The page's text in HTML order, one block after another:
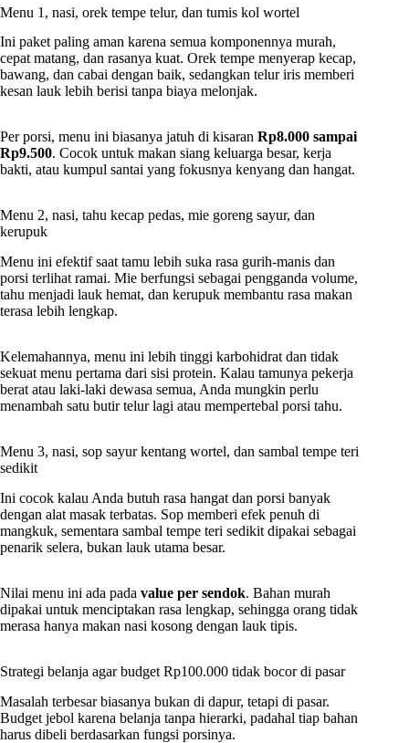
Menu 1, nasi, orek tempe telur, dan tumis kol wortel
Ini paket paling aman karena semua komponennya murah,
cepat matang, dan rasanya kuat. Orek tempe menyerap kecap,
bawang, dan cabai dengan baik, sedangkan telur iris memberi
kesan lauk lebih berisi tanpa biaya melonjak.
Per porsi, menu ini biasanya jatuh di kisaran Rp8.000 sampai
Rp9.500. Cocok untuk makan siang keluarga besar, kerja
bakti, atau kumpul santai yang fokusnya kenyang dan hangat.
Menu 2, nasi, tahu kecap pedas, mie goreng sayur, dan
kerupuk
Menu ini efektif saat tamu lebih suka rasa gurih-manis dan
porsi terlihat ramai. Mie berfungsi sebagai pengganda volume,
tahu menjadi lauk hemat, dan kerupuk membantu rasa makan
terasa lebih lengkap.
Kelemahannya, menu ini lebih tinggi karbohidrat dan tidak
sekuat menu pertama dari sisi protein. Kalau tamunya pekerja
berat atau laki-laki dewasa semua, Anda mungkin perlu
menambah satu butir telur lagi atau mempertebal porsi tahu.
Menu 3, nasi, sop sayur kentang wortel, dan sambal tempe teri
sedikit
Ini cocok kalau Anda butuh rasa hangat dan porsi banyak
dengan alat masak terbatas. Sop memberi efek penuh di
mangkuk, sementara sambal tempe teri sedikit dipakai sebagai
penarik selera, bukan lauk utama besar.
Nilai menu ini ada pada value per sendok. Bahan murah
dipakai untuk menciptakan rasa lengkap, sehingga orang tidak
merasa hanya makan nasi kosong dengan lauk tipis.
Strategi belanja agar budget Rp100.000 tidak bocor di pasar
Masalah terbesar biasanya bukan di dapur, tetapi di pasar.
Budget jebol karena belanja tanpa hierarki, padahal tiap bahan
harus dibeli berdasarkan fungsi porsinya.